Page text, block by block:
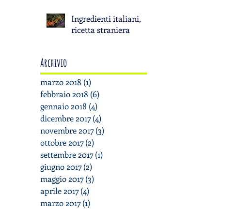
Ingredienti italiani,
ricetta straniera
Archivio
marzo 2018 (1)
febbraio 2018 (6)
gennaio 2018 (4)
dicembre 2017 (4)
novembre 2017 (3)
ottobre 2017 (2)
settembre 2017 (1)
giugno 2017 (2)
maggio 2017 (3)
aprile 2017 (4)
marzo 2017 (1)